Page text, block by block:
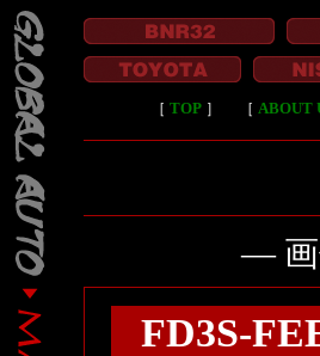
［ TOP］ ［ ABOUT
― 画
FD3S-